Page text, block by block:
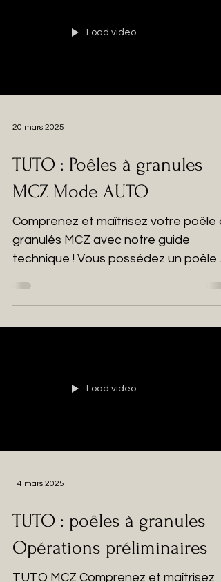
Load video
20 mars 2025
TUTO : Poêles à granules
MCZ Mode AUTO
Comprenez et maîtrisez votre poêle à
granulés MCZ avec notre guide
technique ! Vous possédez un poêle à
Load video
14 mars 2025
TUTO : poêles à granules
Opérations préliminaires
TUTO MCZ Comprenez et maîtrisez